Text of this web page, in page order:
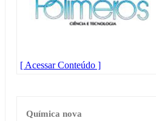
[ Acessar Conteúdo ]
Química nova